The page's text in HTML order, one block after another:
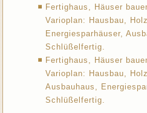
Fertighaus, Häuser
Varioplan: Hausbau,
Energiesparhäuser,
Schlüßelfertig.
Fertighaus, Häuser
Varioplan: Hausbau,
Ausbauhaus,
Schlüßelfertig.